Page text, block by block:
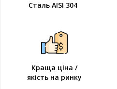
Сталь AISI 304
Краща ціна /
якість на ринку